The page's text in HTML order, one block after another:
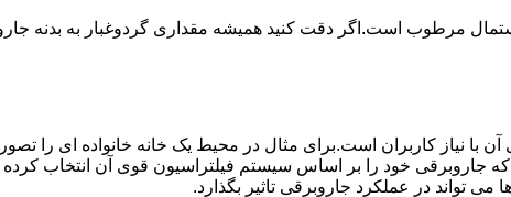
مرطوب است.اگر دقت کنید همیشه مقداری گردوغبار به بدنه
نیاز کاربران است.برای مثال در محیط یک خانه خانواده ای را
جاروبرقی خود را بر اساس سیستم فیلتراسیون قوی آن انتخاب کرده
تواند در عملکرد جاروبرقی تاثیر بگذارد.